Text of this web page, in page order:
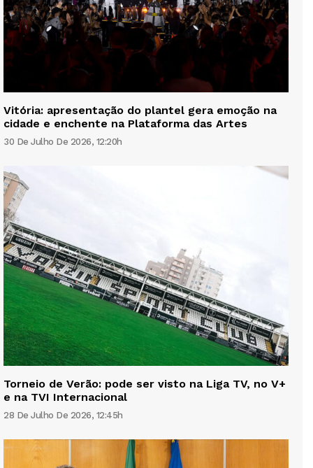
Vitória: apresentação do plantel gera emoção na
cidade e enchente na Plataforma das Artes
30 De Julho De 2026, 12:20h
Torneio de Verão: pode ser visto na Liga TV, no V+
e na TVI Internacional
28 De Julho De 2026, 12:45h